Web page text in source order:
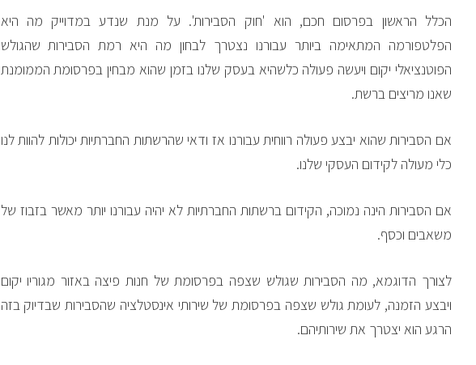
הכלל הראשון בפרסום חכם, הוא 'חוק הסבירות'. על מנת שנדע במדוייק מה היא
הפלטפורמה המתאימה ביותר עבורנו נצטרך לבחון מה היא רמת הסבירות שהגולש
הפוטנציאלי יקום ויעשה פעולה כלשהיא בעסק שלנו בזמן שהוא מבחין בפרסומת הממומנת
שאנו מריצים ברשת.
אם הסבירות שהוא יבצע פעולה רווחית עבורנו אז ודאי שהרשתות החברתיות יכולות להוות לנו
כלי מעולה לקידום העסקי שלנו.
אם הסבירות הינה נמוכה, הקידום ברשתות החברתיות לא יהיה עבורנו יותר מאשר בזבוז של
משאבים וכסף.
לצורך הדוגמא, מה הסבירות שגולש שצפה בפרסומת של חנות פיצה באזור מגוריו יקום
ויבצע הזמנה, לעומת גולש שצפה בפרסומת של שירותי אינסטלציה שהסבירות שבדיוק בזה
הרגע הוא יצטרך את שירותיהם.